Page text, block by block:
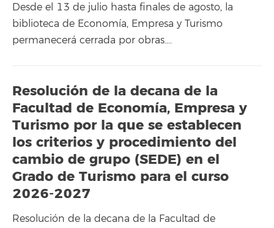
Desde el 13 de julio hasta finales de agosto, la
biblioteca de Economía, Empresa y Turismo
permanecerá cerrada por obras….
Resolución de la decana de la
Facultad de Economía, Empresa y
Turismo por la que se establecen
los criterios y procedimiento del
cambio de grupo (SEDE) en el
Grado de Turismo para el curso
2026-2027
Resolución de la decana de la Facultad de